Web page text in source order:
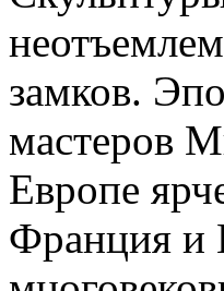
замков.
мастеров
Европе
Франция и